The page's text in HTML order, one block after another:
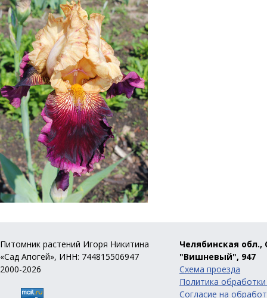
Питомник растений Игоря Никитина
«Сад Апогей», ИНН: 744815506947
2000-2026
Челябинская обл.,
"Вишневый", 947
Схема проезда
Политика
Согласие на